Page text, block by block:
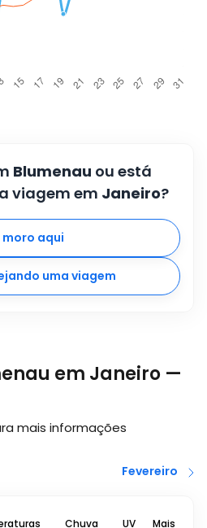
Blumenau ou está
viagem em Janeiro?
moro aqui
uma viagem
em Janeiro —
mais informações
Fevereiro
Chuva UV Mais